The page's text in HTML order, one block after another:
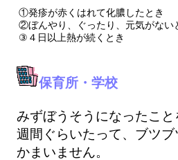
①発疹が赤くはれて化膿したとき
②ぼんやり、ぐったり、元気がない
③４日以上熱が続くとき
保育所・学校
みずぼうそうになったこ
週間ぐらいたって、ブツ
かまいません。